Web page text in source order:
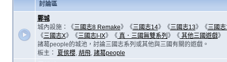
討論區
鄴城
城內設施：《三國志8 Remake》《三國志14》《三國志13》《三國
《三國志X》《三國志I-IX》《真．三國無雙系列 》《其他三國遊戲》
諸葛people的城池，討論三國志系列或其他與三國有關的遊戲。
板主：
夏侯櫻, 胡飛, 諸葛people